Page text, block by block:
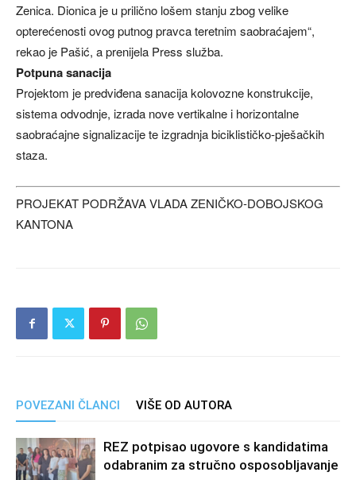
Zenica. Dionica je u prilično lošem stanju zbog velike
opterećenosti ovog putnog pravca teretnim saobraćajem“,
rekao je Pašić, a prenijela Press služba.
Potpuna sanacija
Projektom je predviđena sanacija kolovozne konstrukcije,
sistema odvodnje, izrada nove vertikalne i horizontalne
saobraćajne signalizacije te izgradnja biciklističko-pješačkih
staza.
PROJEKAT PODRŽAVA VLADA ZENIČKO-DOBOJSKOG
KANTONA
POVEZANI ČLANCI VIŠE OD AUTORA
REZ potpisao ugovore s kandidatima
odabranim za stručno osposobljavanje